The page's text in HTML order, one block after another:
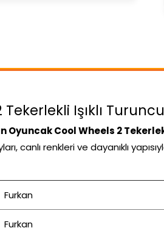
Işıklı
Oyuncak Cool Wheels 2
canlı renkleri ve dayanıklı
Furkan
Furkan